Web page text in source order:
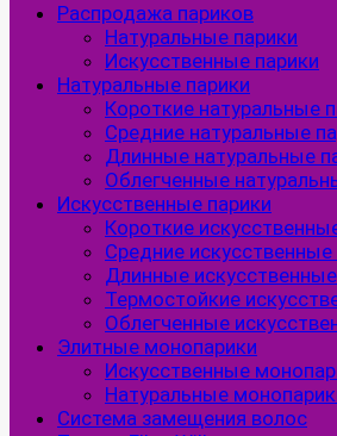
Распродажа париков
Натуральные парики
Искусственные парики
Натуральные парики
Короткие натуральные
Средние натуральные
Длинные натуральные
Облегченные
Искусственные парики
Короткие
Средние искусственные
Длинные
Термостойкие
Облегченные
Элитные монопарики
Искусственные
Натуральные
Система замещения волос